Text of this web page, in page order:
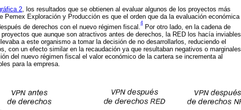
2, los resultados que se obtienen al evaluar algunos de los proyectos más
Pemex Exploración y Producción es que el orden que da la evaluación económica
de derechos con el nuevo régimen fiscal.
4
Por otro lado, en la cadena de
que aunque son atractivos antes de derechos, la RED los hacía inviables
a este organismo a tomar la decisión de no desarrollarlos, reduciendo el
con un efecto similar en la recaudación ya que resultaban negativos o marginales
del nuevo régimen fiscal el valor económico de la cartera se incrementa al
para la empresa.